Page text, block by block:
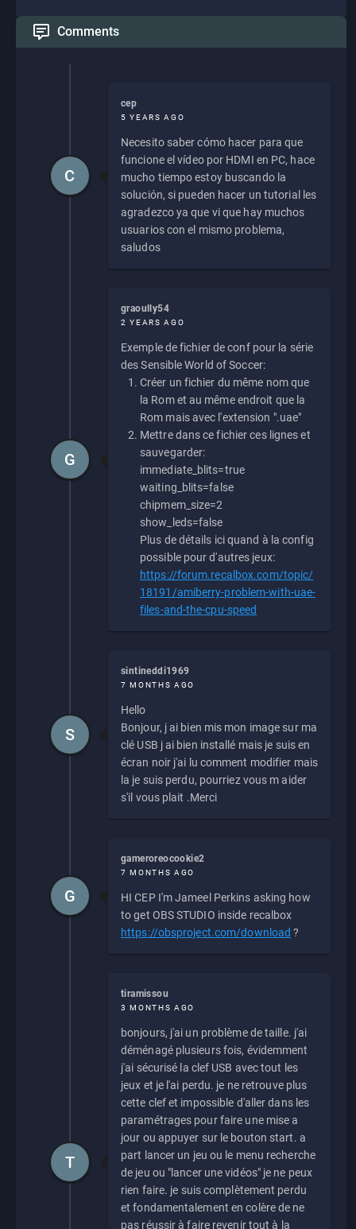
Comments
cep
5 YEARS AGO
Necesito saber cómo hacer para que
funcione el vídeo por HDMI en PC, hace
mucho tiempo estoy buscando la
solución, si pueden hacer un tutorial les
agradezco ya que vi que hay muchos
usuarios con el mismo problema,
saludos
C
graoully54
2 YEARS AGO
Exemple de fichier de conf pour la série
des Sensible World of Soccer:
Créer un fichier du même nom que
la Rom et au même endroit que la
Rom mais avec l'extension ".uae"
Mettre dans ce fichier ces lignes et
sauvegarder:
immediate_blits=true
waiting_blits=false
chipmem_size=2
show_leds=false
Plus de détails ici quand à la config
possible pour d'autres jeux:
https://forum.recalbox.com/topic/
18191/amiberry-problem-with-uae-
files-and-the-cpu-speed
G
sintineddi1969
7 MONTHS AGO
Hello
Bonjour, j ai bien mis mon image sur ma
clé USB j ai bien installé mais je suis en
écran noir j'ai lu comment modifier mais
la je suis perdu, pourriez vous m aider
s'il vous plait .Merci
S
gameroreocookie2
7 MONTHS AGO
HI CEP I'm Jameel Perkins asking how
to get OBS STUDIO inside recalbox
https://obsproject.com/download ?
G
tiramissou
3 MONTHS AGO
bonjours, j'ai un problème de taille. j'ai
déménagé plusieurs fois, évidemment
j'ai sécurisé la clef USB avec tout les
jeux et je l'ai perdu. je ne retrouve plus
cette clef et impossible d'aller dans les
paramétrages pour faire une mise a
jour ou appuyer sur le bouton start. a
part lancer un jeu ou le menu recherche
de jeu ou "lancer une vidéos" je ne peux
rien faire. je suis complètement perdu
et fondamentalement en colère de ne
pas réussir à faire revenir tout à la
T